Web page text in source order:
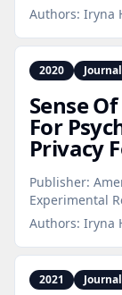
Authors: Iryna
2020
Sense
For
Privacy
Publisher:
Experimental
Authors: Iryna
2021